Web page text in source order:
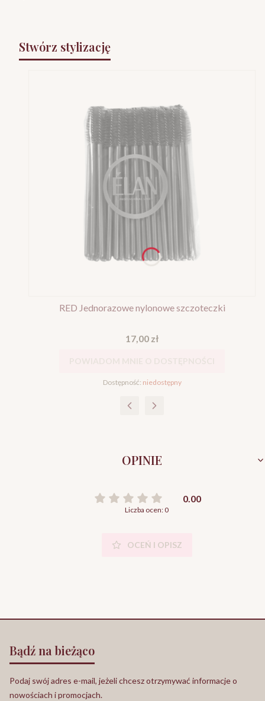
Stwórz stylizację
RED Jednorazowe nylonowe szczoteczki
Cena
17,00 zł
Dostępność: niedostępny
OPINIE
0.00
Liczba ocen: 0
OCEŃ I OPISZ
Bądź na bieżąco
Podaj swój adres e-mail, jeżeli chcesz otrzymywać informacje o
nowościach i promocjach.